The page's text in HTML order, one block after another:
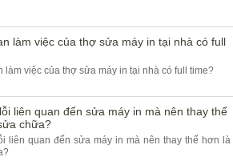
làm việc của thợ sửa máy in tại nhà có full
làm việc của thợ sửa máy in tại nhà có full time?
liên quan đến sửa máy in mà nên thay thế
chữa?
liên quan đến sửa máy in mà nên thay thế hơn là